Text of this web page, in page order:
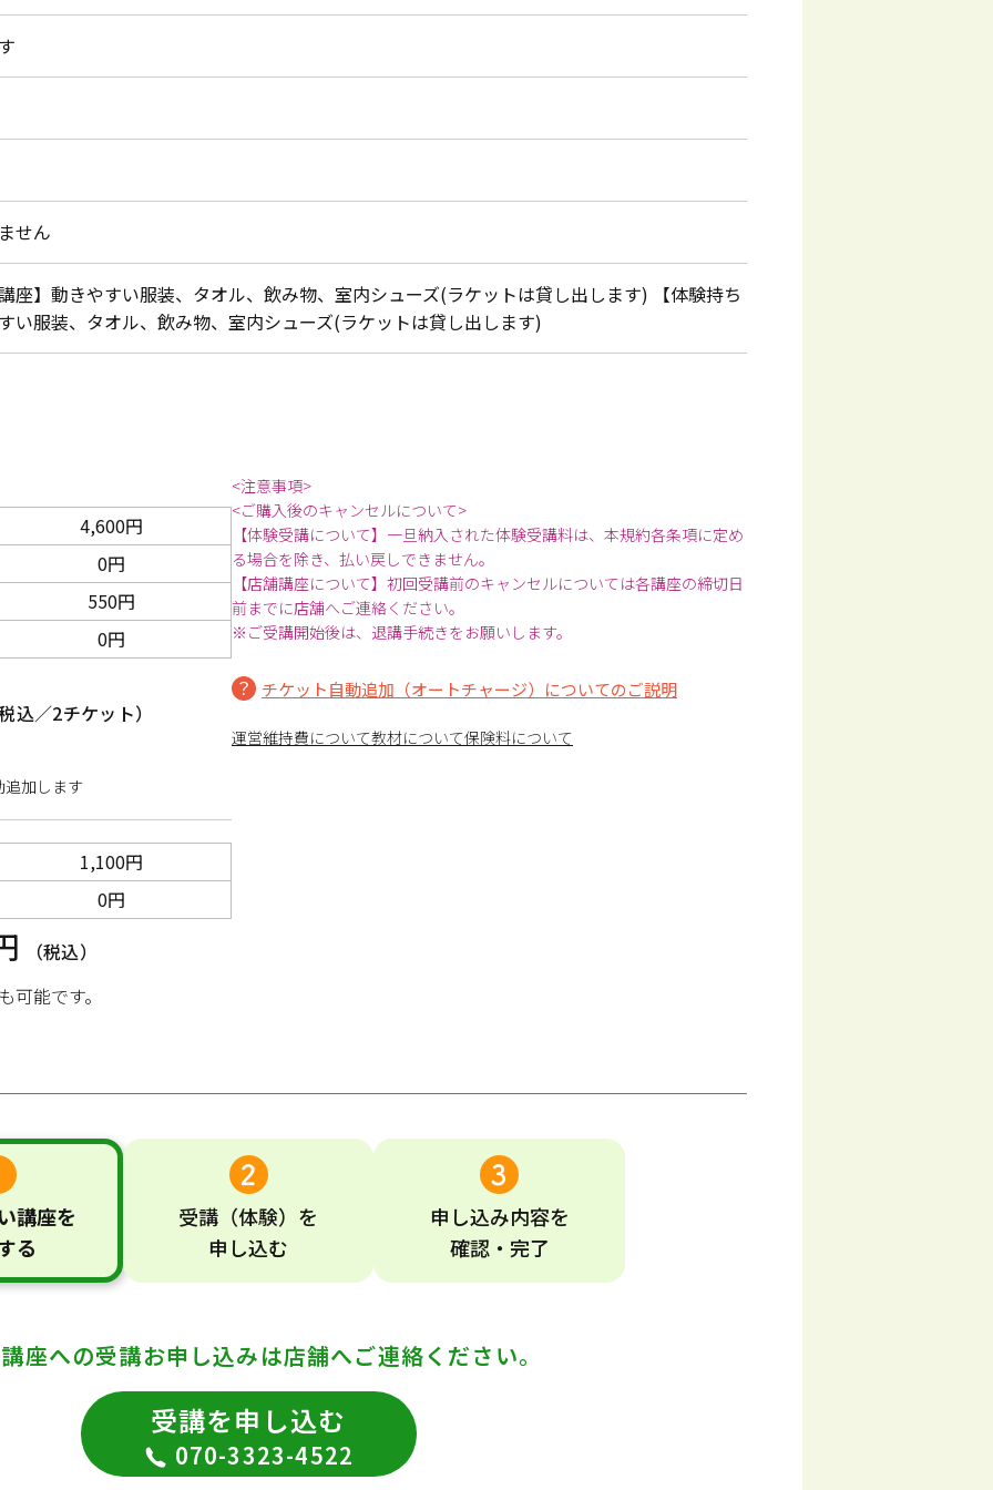
せん
座】動きやすい服装、タオル、飲み物、室内シューズ(ラケットは貸し出します) 【体験持ち
い服装、タオル、飲み物、室内シューズ(ラケットは貸し出します)
4,600円
0円
550円
0円
込／2チケット）
加します
1,100円
0円
（税込）
能です。
<注意事項>
<ご購入後のキャンセルについて>
【体験受講について】一旦納入された体験受講料は、本規約各条項に定め
る場合を除き、払い戻しできません。
【店舗講座について】初回受講前のキャンセルについては各講座の締切日
前までに店舗へご連絡ください。
※ご受講開始後は、退講手続きをお願いします。
チケット自動追加（オートチャージ）についてのご説明
運営維持費について教材について保険料について
講座を
る
受講 （体験） を
申し込む
申し込み内容を
確認・完了
座への受講お申し込みは店舗へご連絡ください。
受講を申し込む
070-3323-4522